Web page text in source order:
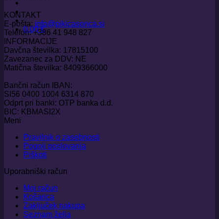
0,00€
KONTAKT
E-pošta: info@pikicasonca.si
Telefon: +386 41 948 827
INFORMACIJE
Davčna številka: 17815100
Zavezanec za DDV: NE
Matična številka: 8409366000
Bančni račun IBAN:
SI56 0400 1004 6314 870
Odprt pri banki: OTP banka d.d.
BIC: KBMASI2X
Meni
Pravilnik o zasebnosti
Pogoji poslovanja
Piškoti
Uporabniški račun
Moj račun
Košarica
Zaključek nakupa
Seznam želja